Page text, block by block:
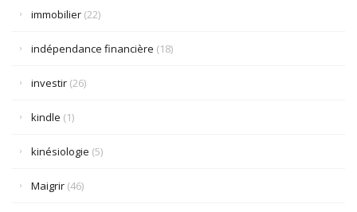
immobilier (22)
indépendance financière (18)
investir (26)
kindle (1)
kinésiologie (5)
Maigrir (46)